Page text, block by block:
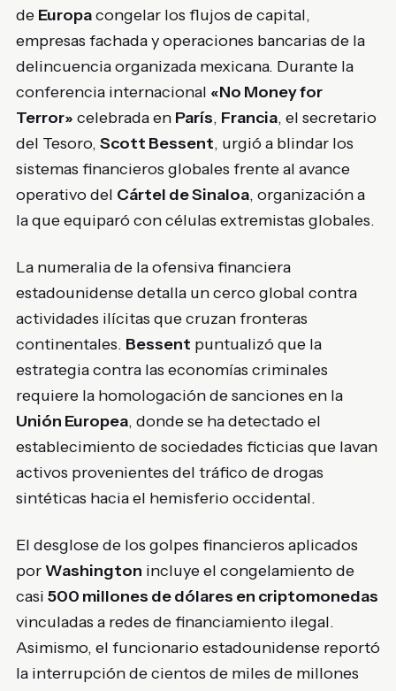
de Europacongelar los flujos de capital,
empresas fachada y operaciones bancarias de la
delincuencia organizada mexicana. Durante la
conferencia internacional «No Money for
Terror» celebrada en París, Francia, el secretario
del Tesoro, Scott Bessent, urgió a blindar los
sistemas financieros globales frente al avance
operativo del Cártel de Sinaloa, organización a
la que equiparó con células extremistas globales.
La numeralia de la ofensiva financiera
estadounidense detalla un cerco global contra
actividades ilícitas que cruzan fronteras
continentales. Bessent puntualizó que la
estrategia contra las economías criminales
requiere la homologación de sanciones en la
Unión Europea, donde se ha detectado el
establecimiento de sociedades ficticias que lavan
activos provenientes del tráfico de drogas
sintéticas hacia el hemisferio occidental.
El desglose de los golpes financieros aplicados
porWashington incluye el congelamiento de
casi 500 millones de dólares en criptomonedas
vinculadas a redes de financiamiento ilegal.
Asimismo, el funcionario estadounidense reportó
la interrupción de cientos de miles de millones